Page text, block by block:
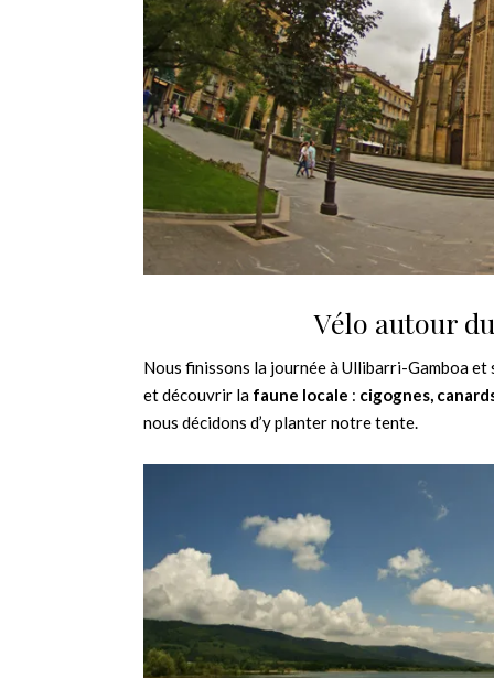
Vélo autour
Nous finissons la journée à Ullibarri-Gamboa et
et découvrir la faune locale : cigognes,
nous décidons d’y planter notre tente.